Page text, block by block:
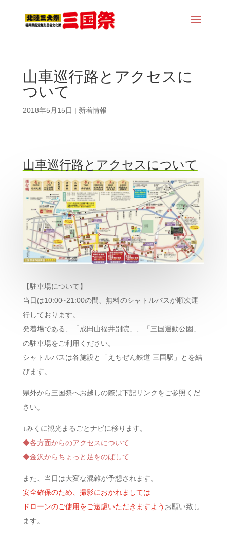
山車巡行路とアクセスに
ついて
2018年5月15日 | 新着情報
山車巡行路とアクセスについて
【駐車場について】
当日は10:00~21:00の間、無料のシャトルバスが順次運
行しております。
発着場である、「成田山福井別院」、「三国運動公園」
の駐車場をご利用ください。
シャトルバスは各施設と「えちぜん鉄道 三国駅」とを結
びます。
県外から三国祭へお越しの際は下記リンクをご参照くだ
さい。
↓みくに観光まるごとナビに移ります。
◆各方面からのアクセスについて
◆金沢からちょっと足をのばして
また、当日は大変な混雑が予想されます。
安全確保のため、撮影におかれましては
ドローンのご使用をご遠慮いただきますよう お願い致し
ます。